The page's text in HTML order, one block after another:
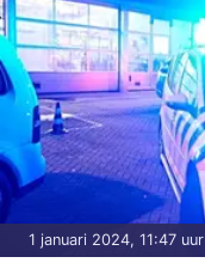
1 januari 2024, 11:47 uur